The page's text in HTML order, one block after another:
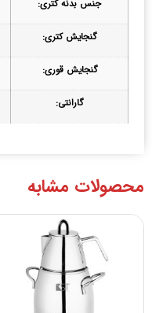
جنس بدنه کتری:
گنجایش کتری:
گنجایش قوری:
گارانتی:
محصولات مشابه